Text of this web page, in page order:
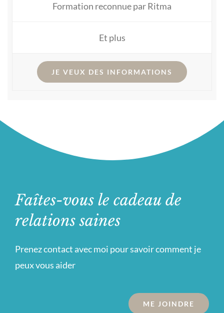
Formation reconnue par Ritma
Et plus
JE VEUX DES INFORMATIONS
Faîtes-vous le cadeau de
relations saines
Prenez contact avec moi pour savoir comment je
peux vous aider
ME JOINDRE